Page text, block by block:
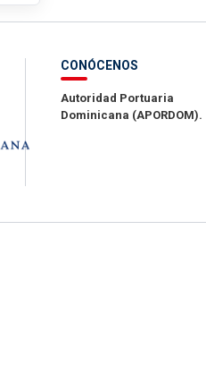
CONÓCENOS
Autoridad Portuaria
Dominicana (APORDOM).